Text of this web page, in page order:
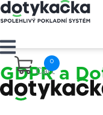
Cart
GDPR a